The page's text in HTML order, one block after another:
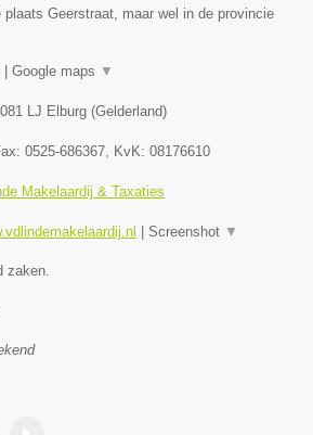
plaats Geerstraat, maar wel in de provincie
Google maps ▼
LJ Elburg (Gelderland)
0525-686367 , KvK: 08176610
Makelaardij & Taxaties
Screenshot ▼
zaken.